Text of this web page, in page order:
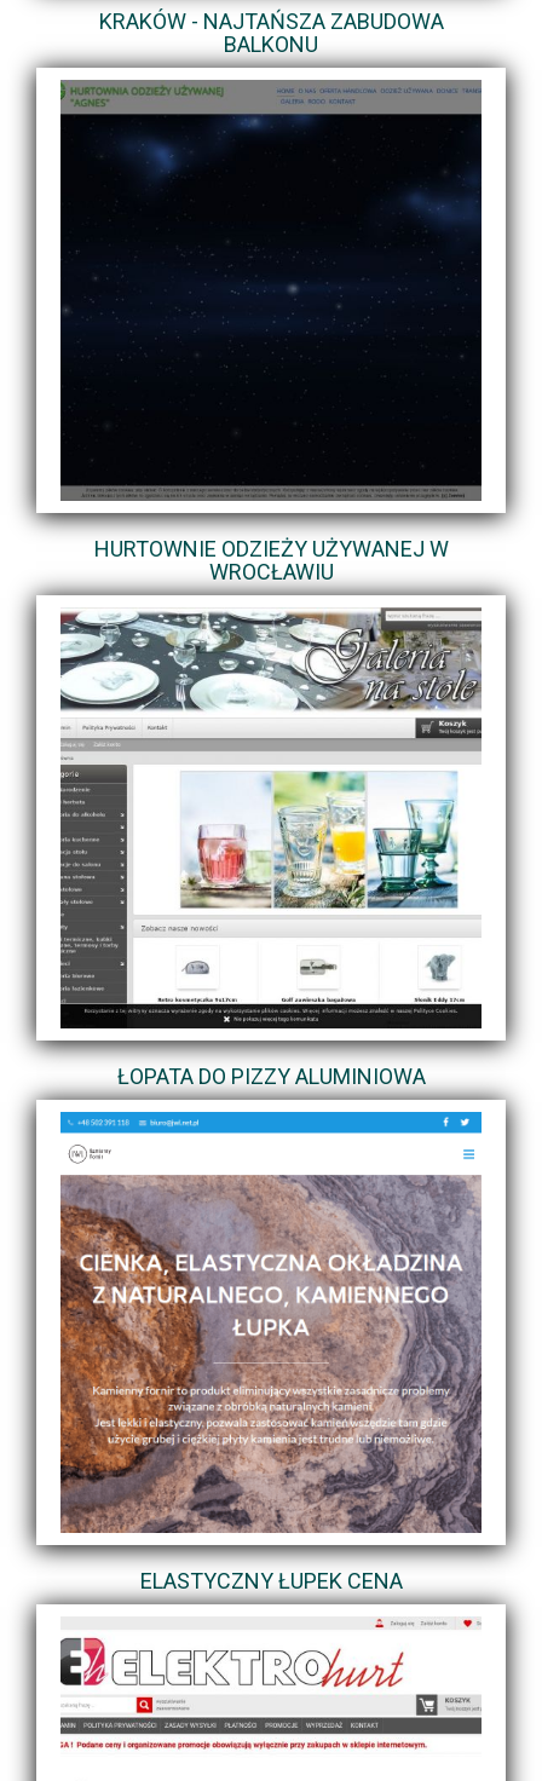
KRAKÓW - NAJTAŃSZA ZABUDOWA
BALKONU
HURTOWNIE ODZIEŻY UŻYWANEJ W
WROCŁAWIU
ŁOPATA DO PIZZY ALUMINIOWA
ELASTYCZNY ŁUPEK CENA